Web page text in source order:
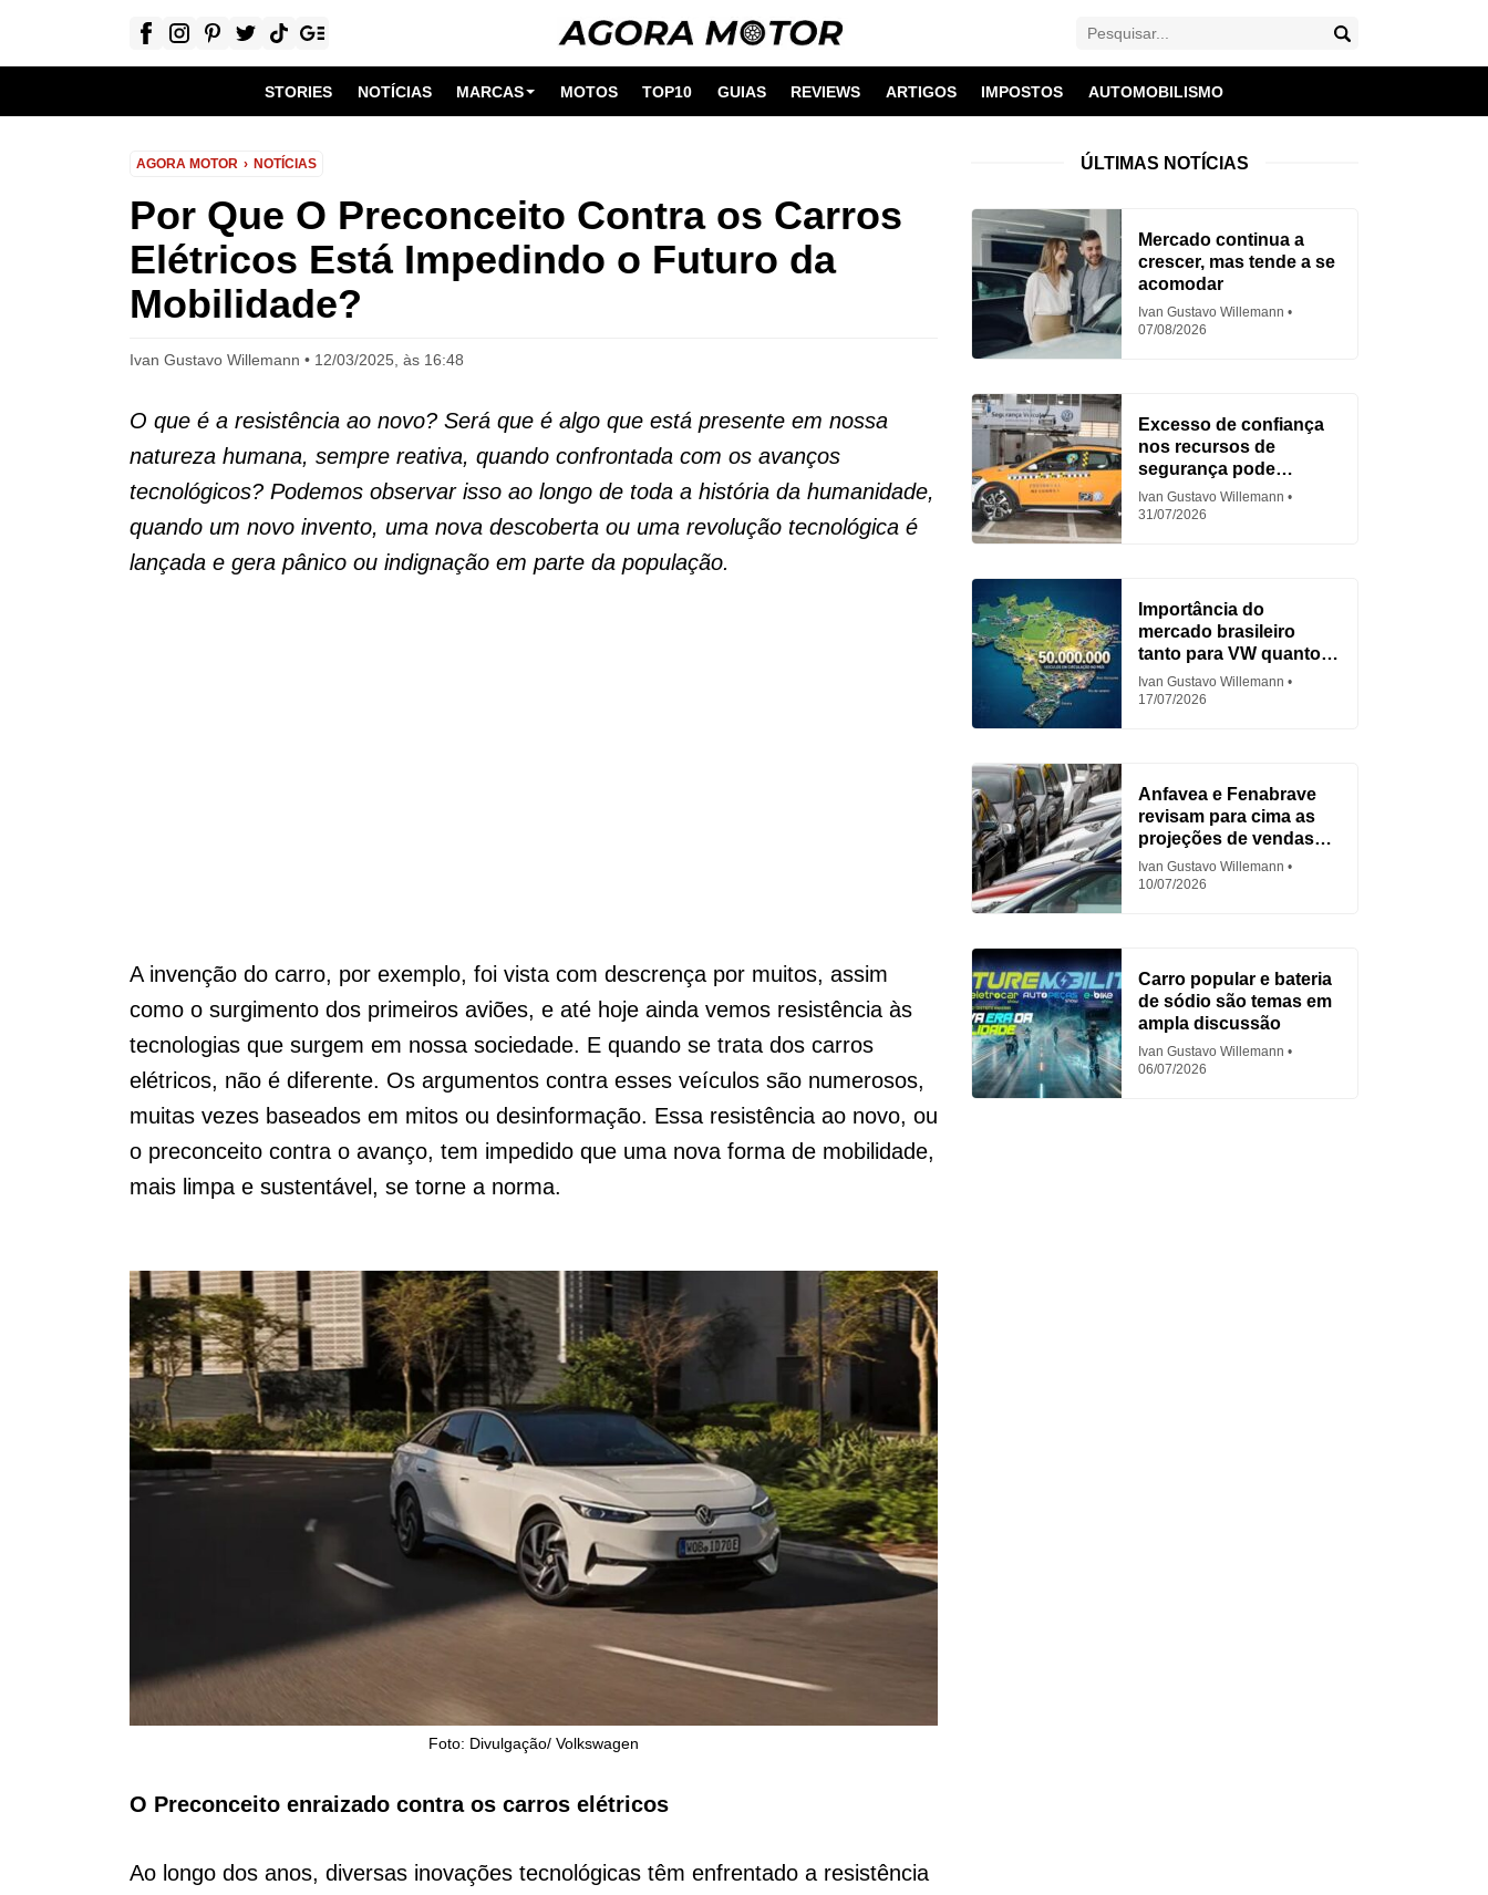
STORIES NOTÍCIAS MARCAS MOTOS TOP10 GUIAS REVIEWS ARTIGOS IMPOSTOS AUTOMOBILISMO
AGORA MOTOR NOTÍCIAS
Por Que O Preconceito Contra os Carros
Elétricos Está Impedindo o Futuro da
Mobilidade?
Ivan Gustavo Willemann 12/03/2025, às 16:48
O que é a resistência ao novo? Será que é algo que está presente em nossa
natureza humana, sempre reativa, quando confrontada com os avanços
tecnológicos? Podemos observar isso ao longo de toda a história da humanidade,
quando um novo invento, uma nova descoberta ou uma revolução tecnológica é
lançada e gera pânico ou indignação em parte da população.
A invenção do carro, por exemplo, foi vista com descrença por muitos, assim
como o surgimento dos primeiros aviões, e até hoje ainda vemos resistência às
tecnologias que surgem em nossa sociedade. E quando se trata dos carros
elétricos, não é diferente. Os argumentos contra esses veículos são numerosos,
muitas vezes baseados em mitos ou desinformação. Essa resistência ao novo, ou
o preconceito contra o avanço, tem impedido que uma nova forma de mobilidade,
mais limpa e sustentável, se torne a norma.
Foto: Divulgação/ Volkswagen
O Preconceito enraizado contra os carros elétricos
Ao longo dos anos, diversas inovações tecnológicas têm enfrentado a resistência
ÚLTIMAS NOTÍCIAS
Mercado continua a
crescer, mas tende a se
acomodar
Ivan Gustavo Willemann
07/08/2026
Excesso de confiança
nos recursos de
segurança pode
aumentar acidentes
Ivan Gustavo Willemann
31/07/2026
Importância do
mercado brasileiro
tanto para VW quanto
para Fiat
Ivan Gustavo Willemann
17/07/2026
Anfavea e Fenabrave
revisam para cima as
projeções de vendas
em 2026
Ivan Gustavo Willemann
10/07/2026
Carro popular e bateria
de sódio são temas em
ampla discussão
Ivan Gustavo Willemann
06/07/2026